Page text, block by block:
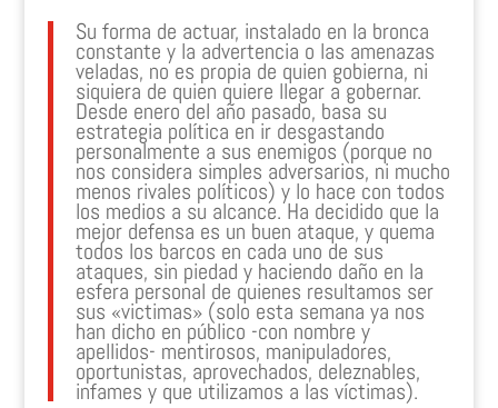
Su forma de actuar, instalado en la bronca
constante y la advertencia o las amenazas
veladas, no es propia de quien gobierna, ni
siquiera de quien quiere llegar a gobernar.
Desde enero del año pasado, basa su
estrategia política en ir desgastando
personalmente a sus enemigos (porque no
nos considera simples adversarios, ni mucho
menos rivales políticos) y lo hace con todos
los medios a su alcance. Ha decidido que la
mejor defensa es un buen ataque, y quema
todos los barcos en cada uno de sus
ataques, sin piedad y haciendo daño en la
esfera personal de quienes resultamos ser
sus «victimas» (solo esta semana ya nos
han dicho en público -con nombre y
apellidos- mentirosos, manipuladores,
oportunistas, aprovechados, deleznables,
infames y que utilizamos a las víctimas).